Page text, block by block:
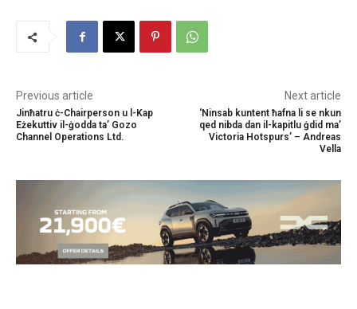
Previous article
Jinħatru ċ-Chairperson u l-Kap
Eżekuttiv il-ġodda ta’ Gozo
Channel Operations Ltd.
Next article
‘Ninsab kuntent ħafna li se nkun
qed nibda dan il-kapitlu ġdid ma’
Victoria Hotspurs’ – Andreas
Vella